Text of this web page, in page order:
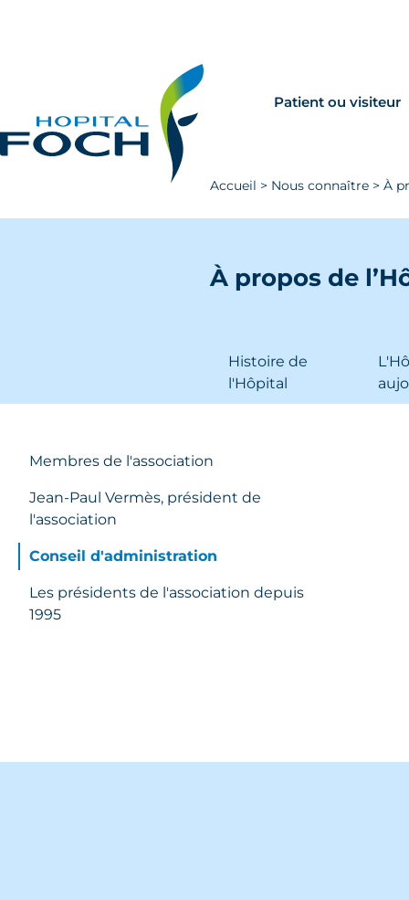
Patient ou visiteur
Accueil > Nous connaître > À
À propos de
Histoire de
l'Hôpital
Membres de l'association
Jean-Paul Vermès, président de
l'association
Conseil d'administration
Les présidents de l'association depuis
1995